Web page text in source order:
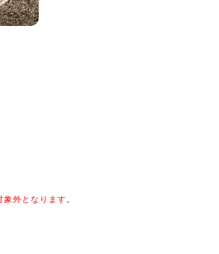
外となります。